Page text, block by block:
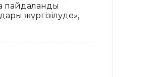
пайдаланды
жүргізілуде»,